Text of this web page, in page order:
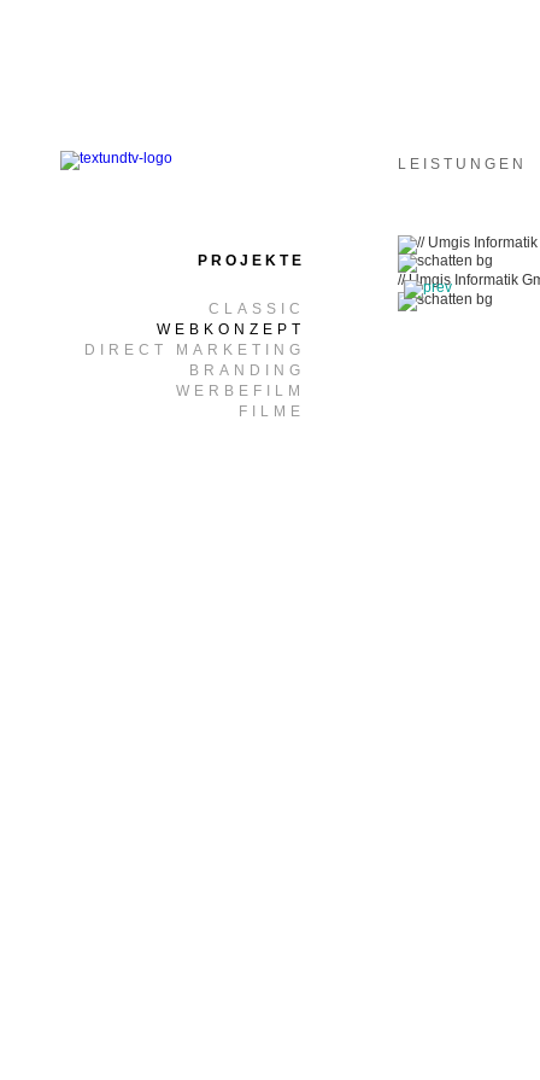
LEISTUNGEN
PROJEKTE
CLASSIC
WEBKONZEPT
DIRECT MARKETING
BRANDING
WERBEFILM
FILME
// Umgis Informatik